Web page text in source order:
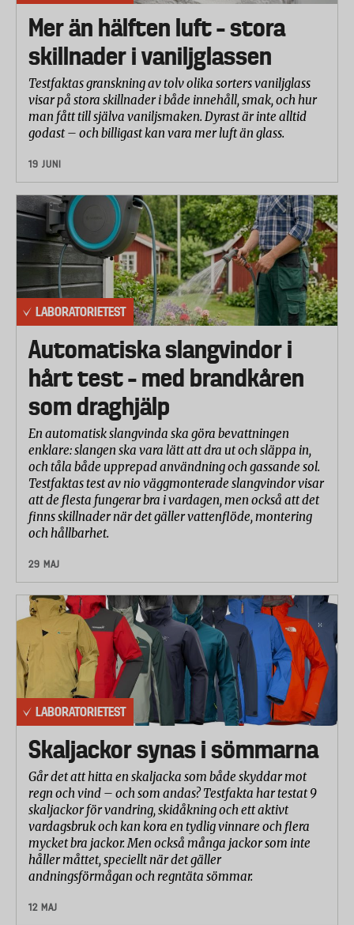
hur mycket vatten som kommit in.
Mer än hälften luft – stora
skillnader i vaniljglassen
Testfaktas granskning av tolv olika sorters vaniljglass
visar på stora skillnader i både innehåll, smak, och hur
man fått till själva vaniljsmaken. Dyrast är inte alltid
godast – och billigast kan vara mer luft än glass.
19 JUNI
LABORATORIETEST
Automatiska slangvindor i
hårt test – med brandkåren
som draghjälp
En automatisk slangvinda ska göra bevattningen
enklare: slangen ska vara lätt att dra ut och släppa in,
och tåla både upprepad användning och gassande sol.
Testfaktas test av nio väggmonterade slangvindor visar
att de flesta fungerar bra i vardagen, men också att det
finns skillnader när det gäller vattenflöde, montering
och hållbarhet.
29 MAJ
LABORATORIETEST
Skaljackor synas i sömmarna
Går det att hitta en skaljacka som både skyddar mot
regn och vind – och som andas? Testfakta har testat 9
skaljackor för vandring, skidåkning och ett aktivt
vardagsbruk och kan kora en tydlig vinnare och flera
mycket bra jackor. Men också många jackor som inte
håller måttet, speciellt när det gäller
andningsförmågan och regntäta sömmar.
12 MAJ